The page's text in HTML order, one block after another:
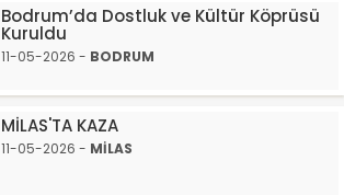
Bodrum’da Dostluk ve Kültür Köprüsü
Kuruldu
11-05-2026 - BODRUM
MİLAS'TA KAZA
11-05-2026 - MİLAS